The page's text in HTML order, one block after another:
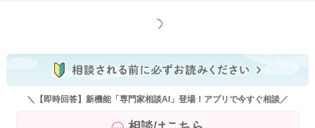
もっと見る
＼【即時回答】新機能「専門家相談AI」登場！アプリで今すぐ相談／